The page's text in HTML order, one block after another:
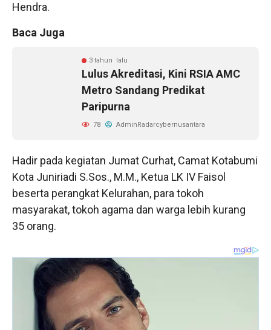
Hendra.
Baca Juga
3 tahun lalu
Lulus Akreditasi, Kini RSIA AMC
Metro Sandang Predikat
Paripurna
78 AdminRadarcybernusantara
Hadir pada kegiatan Jumat Curhat, Camat Kotabumi
Kota Juniriadi S.Sos., M.M., Ketua LK IV Faisol
beserta perangkat Kelurahan, para tokoh
masyarakat, tokoh agama dan warga lebih kurang
35 orang.